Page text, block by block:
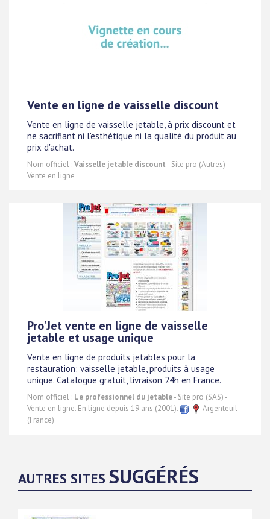
Vente en ligne de vaisselle discount
Vente en ligne de vaisselle jetable, à prix discount et
ne sacrifiant ni l'esthétique ni la qualité du produit au
prix d'achat.
Nom officiel :Vaisselle jetable discount - Site pro (Autres) -
Vente en ligne
Pro'Jet vente en ligne de vaisselle
jetable et usage unique
Vente en ligne de produits jetables pour la
restauration: vaisselle jetable, produits à usage
unique. Catalogue gratuit, livraison 24h en France.
Nom officiel : Le professionnel du jetable- Site pro (SAS) -
Vente en ligne. En ligne depuis 19 ans (2001).
Argenteuil
(France)
AUTRES SITES SUGGÉRÉS